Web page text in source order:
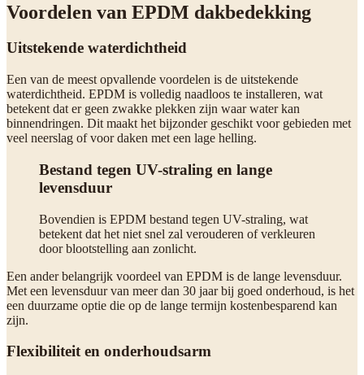
Voordelen van EPDM dakbedekking
Uitstekende waterdichtheid
Een van de meest opvallende voordelen is de uitstekende
waterdichtheid. EPDM is volledig naadloos te installeren, wat
betekent dat er geen zwakke plekken zijn waar water kan
binnendringen. Dit maakt het bijzonder geschikt voor gebieden met
veel neerslag of voor daken met een lage helling.
Bestand tegen UV-straling en lange
levensduur
Bovendien is EPDM bestand tegen UV-straling, wat
betekent dat het niet snel zal verouderen of verkleuren
door blootstelling aan zonlicht.
Een ander belangrijk voordeel van EPDM is de lange levensduur.
Met een levensduur van meer dan 30 jaar bij goed onderhoud, is het
een duurzame optie die op de lange termijn kostenbesparend kan
zijn.
Flexibiliteit en onderhoudsarm